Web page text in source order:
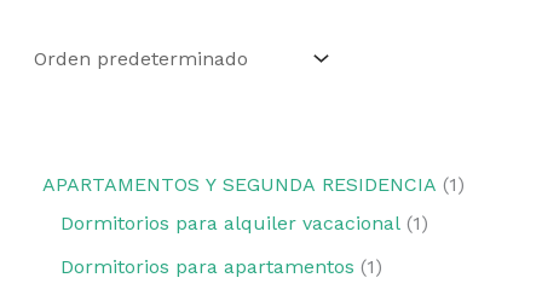
APARTAMENTOS Y SEGUNDA RESIDENCIA
1
Dormitorios para alquiler vacacional 1
Dormitorios para apartamentos
1